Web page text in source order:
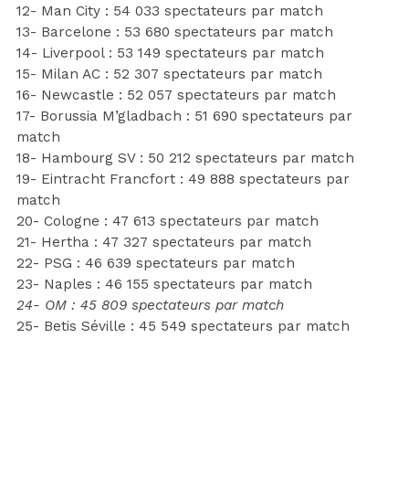
12- Man City : 54 033 spectateurs par match
13- Barcelone : 53 680 spectateurs par match
14- Liverpool : 53 149 spectateurs par match
15- Milan AC : 52 307 spectateurs par match
16- Newcastle : 52 057 spectateurs par match
17- Borussia M’gladbach : 51 690 spectateurs par
match
18- Hambourg SV : 50 212 spectateurs par match
19- Eintracht Francfort : 49 888 spectateurs par
match
20- Cologne : 47 613 spectateurs par match
21- Hertha : 47 327 spectateurs par match
22- PSG : 46 639 spectateurs par match
23- Naples : 46 155 spectateurs par match
24- OM : 45 809 spectateurs par match
25- Betis Séville : 45 549 spectateurs par match